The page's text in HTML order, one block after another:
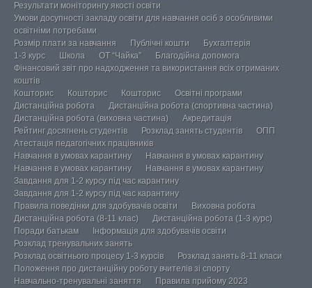
Результати моніторингу якості освіти
Умови досупності закладу освіти для навчання осіб з особливими
освітніми потребами
Розмір плати за навчання
Публічні кошти
Бухгалтерія
1-3 курс
Школа ОТ “Чайка”
Благодійна допомога
Фінансовий звіт про надходження та використання всіх отриманих
коштів
Кошторис
Кошторис Кошторис
Освітні програми
Дистанційна робота
Дистанційна робота (спортивна частина)
Дистанційна робота (виховна частина)
Акредитація
Рейтинг досягнень студентів
Розклад занять студентів
ОПП
Атестація педагогічних працівників
Навчання в умовах карантину
Навчання в умовах карантину
Навчання в умовах карантину
Навчання в умовах карантину
Завдання для 1-2 курсу під час карантину
Завдання для 1-2 курсу під час карантину
Правила поведінки для здобувачів освіти
Виховна робота
Дистанційна робота (8-11 клас)
Дистанційна робота (1-3 курс)
Поради батькам
Інформація для здобувачів освіти
Розклад тренувальних занять
Розклад освітнього процесу 1-3 курсів
Розклад занять 8-11 класи
Положення про дистанційну роботу вчителів зі спорту
Навчально-тренувальні заняття
Правила прийому 2023